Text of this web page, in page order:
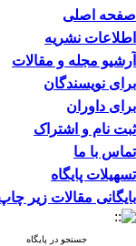
صفحه اصلی
اطلاعات نشریه
آرشیو مجله و مقالات
برای نویسندگان
برای داوران
ثبت نام و اشتراک
تماس با ما
تسهیلات پایگاه
بایگانی مقالات زیر
جستجو در پایگاه